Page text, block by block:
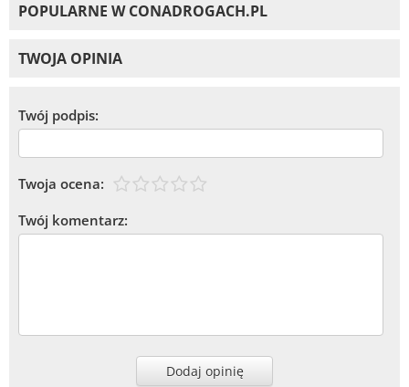
POPULARNE W CONADROGACH.PL
TWOJA OPINIA
Twój podpis:
Twoja ocena:
Twój komentarz:
Dodaj opinię